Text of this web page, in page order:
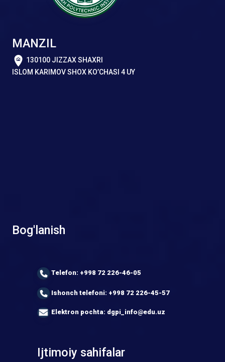
MANZIL
130100 JIZZAX SHAXRI
ISLOM KARIMOV SHOX KO’CHASI 4 UY
Bog'lanish
Telefon: +998 72 226-46-05
Ishonch telefoni: +998 72 226-45-57
Elektron pochta: dgpi_info@edu.uz
Ijtimoiy sahifalar